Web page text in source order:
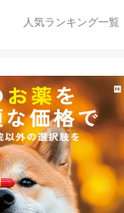
人気ランキング一覧